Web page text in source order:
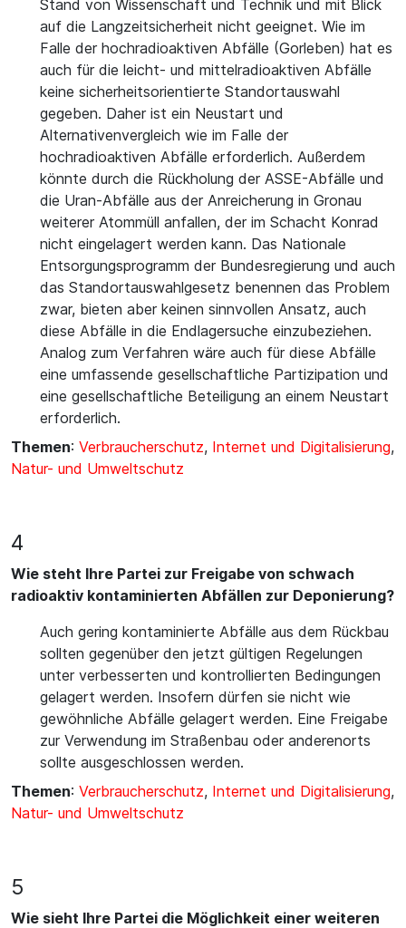
Stand von Wissenschaft und Technik und mit Blick
auf die Langzeitsicherheit nicht geeignet. Wie im
Falle der hochradioaktiven Abfälle (Gorleben) hat es
auch für die leicht- und mittelradioaktiven Abfälle
keine sicherheitsorientierte Standortauswahl
gegeben. Daher ist ein Neustart und
Alternativenvergleich wie im Falle der
hochradioaktiven Abfälle erforderlich. Außerdem
könnte durch die Rückholung der ASSE-Abfälle und
die Uran-Abfälle aus der Anreicherung in Gronau
weiterer Atommüll anfallen, der im Schacht Konrad
nicht eingelagert werden kann. Das Nationale
Entsorgungsprogramm der Bundesregierung und auch
das Standortauswahlgesetz benennen das Problem
zwar, bieten aber keinen sinnvollen Ansatz, auch
diese Abfälle in die Endlagersuche einzubeziehen.
Analog zum Verfahren wäre auch für diese Abfälle
eine umfassende gesellschaftliche Partizipation und
eine gesellschaftliche Beteiligung an einem Neustart
erforderlich.
Themen: Verbraucherschutz, Internet und Digitalisierung,
Natur- und Umweltschutz
4
Wie steht Ihre Partei zur Freigabe von schwach
radioaktiv kontaminierten Abfällen zur Deponierung?
Auch gering kontaminierte Abfälle aus dem Rückbau
sollten gegenüber den jetzt gültigen Regelungen
unter verbesserten und kontrollierten Bedingungen
gelagert werden. Insofern dürfen sie nicht wie
gewöhnliche Abfälle gelagert werden. Eine Freigabe
zur Verwendung im Straßenbau oder anderenorts
sollte ausgeschlossen werden.
Themen: Verbraucherschutz, Internet und Digitalisierung,
Natur- und Umweltschutz
5
Wie sieht Ihre Partei die Möglichkeit einer weiteren